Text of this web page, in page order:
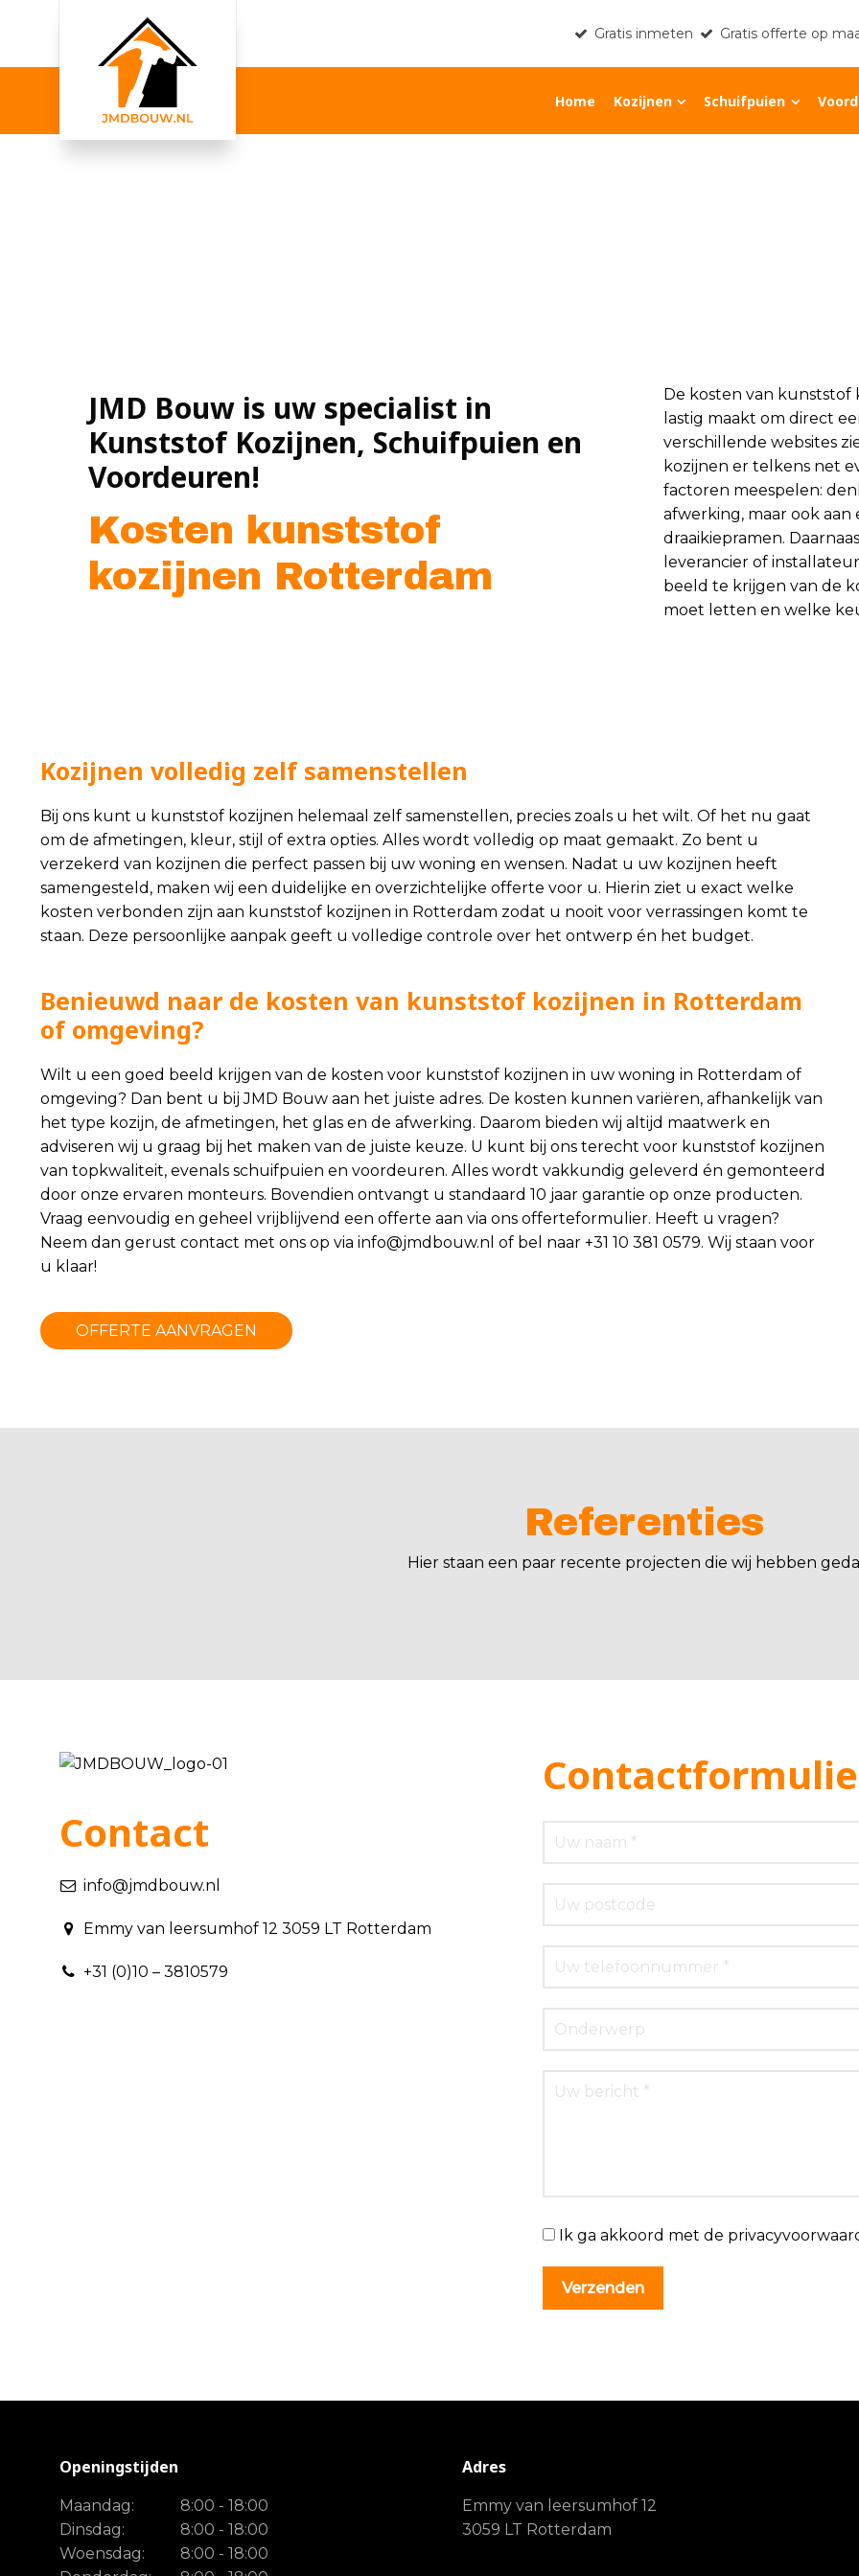
Gratis inmeten Gratis offerte op
Home Kozijnen Schuifpuien
JMD Bouw is uw specialist in
Kunststof Kozijnen, Schuifpuien en
Voordeuren!
Kosten kunststof
kozijnen Rotterdam
De kosten van
lastig maakt om direct
verschillende websites
kozijnen er telkens net
factoren meespelen:
afwerking, maar ook
draaikiepramen.
leverancier of
beeld te krijgen van de
moet letten en welke
Kozijnen volledig zelf samenstellen
Bij ons kunt u kunststof kozijnen helemaal zelf samenstellen, precies zoals u het wilt. Of het nu gaat
om de afmetingen, kleur, stijl of extra opties. Alles wordt volledig op maat gemaakt. Zo bent u
verzekerd van kozijnen die perfect passen bij uw woning en wensen. Nadat u uw kozijnen heeft
samengesteld, maken wij een duidelijke en overzichtelijke offerte voor u. Hierin ziet u exact welke
kosten verbonden zijn aan kunststof kozijnen in Rotterdam zodat u nooit voor verrassingen komt te
staan. Deze persoonlijke aanpak geeft u volledige controle over het ontwerp én het budget.
Benieuwd naar de kosten van kunststof kozijnen in Rotterdam
of omgeving?
Wilt u een goed beeld krijgen van de kosten voor kunststof kozijnen in uw woning in Rotterdam of
omgeving? Dan bent u bij JMD Bouw aan het juiste adres. De kosten kunnen variëren, afhankelijk van
het type kozijn, de afmetingen, het glas en de afwerking. Daarom bieden wij altijd maatwerk en
adviseren wij u graag bij het maken van de juiste keuze. U kunt bij ons terecht voor kunststof kozijnen
van topkwaliteit, evenals schuifpuien en voordeuren. Alles wordt vakkundig geleverd én gemonteerd
door onze ervaren monteurs. Bovendien ontvangt u standaard 10 jaar garantie op onze producten.
Vraag eenvoudig en geheel vrijblijvend een offerte aan via ons offerteformulier. Heeft u vragen?
Neem dan gerust contact met ons op via info@jmdbouw.nl of bel naar +31 10 381 0579. Wij staan voor
u klaar!
OFFERTE AANVRAGEN
Referenties
Hier staan een paar recente projecten die wij hebben
Contact
info@jmdbouw.nl
Emmy van leersumhof 12 3059 LT Rotterdam
+31 (0)10 – 3810579
Ik ga akkoord met de
Openingstijden
Maandag:
8:00 - 18:00
Dinsdag:
8:00 - 18:00
Woensdag:
8:00 - 18:00
Adres
Emmy van leersumhof 12
3059 LT Rotterdam